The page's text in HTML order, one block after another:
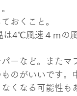
おくこと。
4℃風速４ｍの
ーなど。またマ
のがいいです。
くなる可能性も